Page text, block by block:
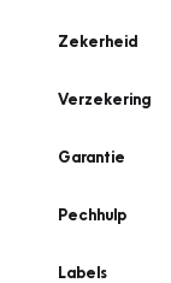
Zekerheid
Verzekering
Garantie
Pechhulp
Labels